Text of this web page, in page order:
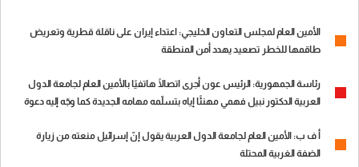
الأمين العام لمجلس التعاون الخليجي: اعتداء إيران على ناقلة قطرية وتعريض
طاقمها للخطر تصعيد يهدد أمن المنطقة
رئاسة الجمهورية: الرئيس عون أجرى اتصالًا هاتفيًا بالأمين العام لجامعة الدول
العربية الدكتور نبيل فهمي مهنئًا إياه بتسلّمه مهامه الجديدة كما وجّه إليه دعوة
أ ف ب: الأمين العام لجامعة الدول العربية يقول إنّ إسرائيل منعته من زيارة
الضفة الغربية المحتلة